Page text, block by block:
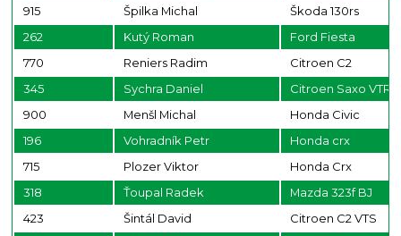
915
Špilka Michal
Škoda 130rs
262
Kutý Roman
Ford Fiesta
770
Reniers Radim
Citroen C2
345
Sychra Daniel
Citroen Saxo VTR
900
Menšl Michal
Honda Civic
196
Vohradník Petr
Honda crx
715
Plozer Viktor
Honda Crx
318
Ťoupal Radek
Mazda 323f BJ
423
Šintál David
Citroen C2 VTS